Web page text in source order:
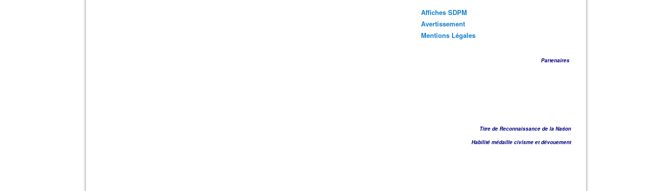
Affiches SDPM
Avertissement
Mentions Légales
Partenaires
Titre de Reconnaissance de la Nation
Habilité médaille civisme et dévouement